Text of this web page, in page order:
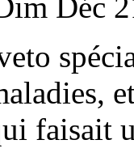
faisait